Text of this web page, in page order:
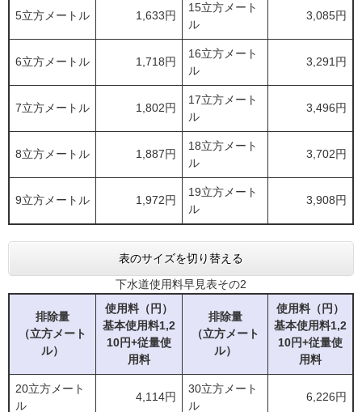
5立方メートル 1,633円
15立方メート
ル
3,085円
6立方メートル 1,718円
16立方メート
ル
3,291円
7立方メートル 1,802円
17立方メート
ル
3,496円
8立方メートル 1,887円
18立方メート
ル
3,702円
9立方メートル 1,972円
19立方メート
ル
3,908円
表のサイズを切り替える
下水道使用料早見表その2
排除量
（立方メート
ル）
使用料（円）
基本使用料1,2
10円+従量使
用料
排除量
（立方メート
ル）
使用料（円）
基本使用料1,2
10円+従量使
用料
20立方メート
ル
4,114円
30立方メート
ル
6,226円